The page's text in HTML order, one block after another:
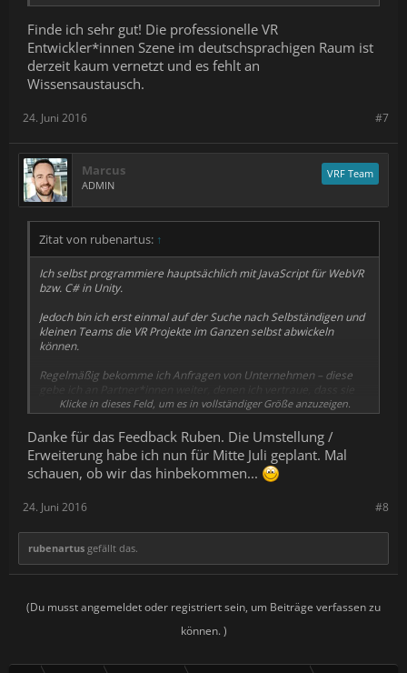
Finde ich sehr gut! Die professionelle VR
Entwickler*innen Szene im deutschsprachigen Raum ist
derzeit kaum vernetzt und es fehlt an
Wissensaustausch.
#7
24. Juni 2016
Marcus
ADMIN
VRF Team
Zitat von rubenartus: ↑
Ich selbst programmiere hauptsächlich mit JavaScript für WebVR
bzw. C# in Unity.
Jedoch bin ich erst einmal auf der Suche nach Selbständigen und
kleinen Teams die VR Projekte im Ganzen selbst abwickeln
können.
Regelmäßig bekomme ich Anfragen von Unternehmen – diese
gebe ich an Partner*innen weiter, denen ich vertraue, dass sie
qualitative Arbeit abliefern. Ich stehe dann noch beratend zur
Verfügung, Projektabwicklung und -abrechnung laufen aber ohne
mich.
Finde ich sehr gut! Die professionelle VR Entwickler*innen Szene
fehlt an Wissensaustausch.
Klicke in dieses Feld, um es in vollständiger Größe anzuzeigen.
Danke für das Feedback Ruben. Die Umstellung /
Erweiterung habe ich nun für Mitte Juli geplant. Mal
schauen, ob wir das hinbekommen...
#8
24. Juni 2016
rubenartus gefällt das.
(Du musst angemeldet oder registriert sein, um Beiträge verfassen zu
können. )